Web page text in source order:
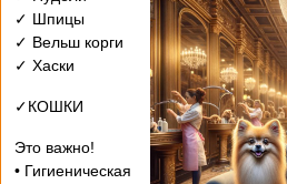
✓ Шпицы
✓ Вельш корги
✓ Хаски
✓КОШКИ
Это важно!
• Гигиеническая